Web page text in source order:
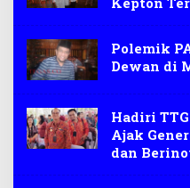
Polemik
Dewan di
Hadiri
Ajak
dan